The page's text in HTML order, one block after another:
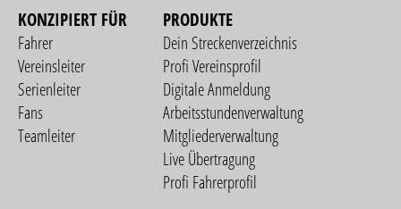
KONZIPIERT FÜR
Fahrer
Vereinsleiter
Serienleiter
Fans
Teamleiter
PRODUKTE
Dein Streckenverzeichnis
Profi Vereinsprofil
Digitale Anmeldung
Arbeitsstundenverwaltung
Mitgliederverwaltung
Live Übertragung
Profi Fahrerprofil